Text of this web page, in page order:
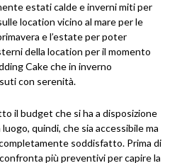
estati calde e inverni miti per
location vicino al mare per le
e l’estate per poter
della location per il momento
Cake che in inverno
con serenità.
il budget che si ha a disposizione
quindi, che sia accessibile ma
soddisfatto. Prima di
più preventivi per capire la